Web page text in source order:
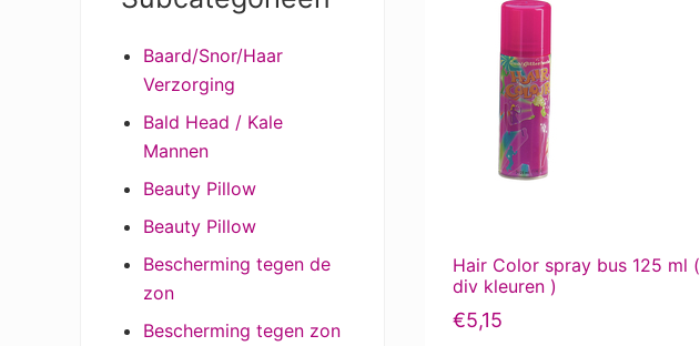
Baard/Snor/Haar
Verzorging
Bald Head / Kale
Mannen
Beauty Pillow
Beauty Pillow
Bescherming tegen de
zon
Bescherming tegen zon
Hair Color spray bus 125 ml (
div kleuren )
€5,15
meerdere
worden